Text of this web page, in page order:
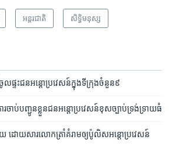
អន្តរជាតិ សិទ្ធិ​មនុស្ស
ផ្ទះ​ជន​អន្តោប្រវេសន៍​ក្នុង​ទីក្រុង​ចំនួន​៩
ារ​ចាប់​បញ្ជូន​ខ្លួន​ជន​អន្តោប្រវេសន៍​ខុស​ច្បាប់​ទ្រង់ទ្រាយ​ធំ
ដោយសារ​លោកត្រាំគំរាម​ឲ្យ​ប៉ូលិស​អន្តោប្រវេសន៍​